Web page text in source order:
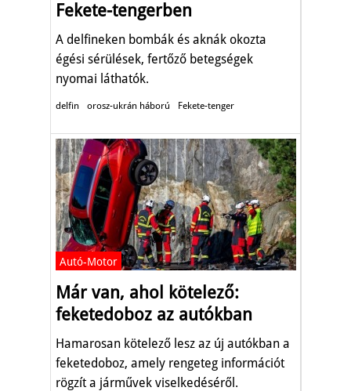
Fekete-tengerben
A delfineken bombák és aknák okozta
égési sérülések, fertőző betegségek
nyomai láthatók.
delfin orosz-ukrán háború Fekete-tenger
Autó-Motor
Már van, ahol kötelező:
feketedoboz az autókban
Hamarosan kötelező lesz az új autókban a
feketedoboz, amely rengeteg információt
rögzít a járművek viselkedéséről.